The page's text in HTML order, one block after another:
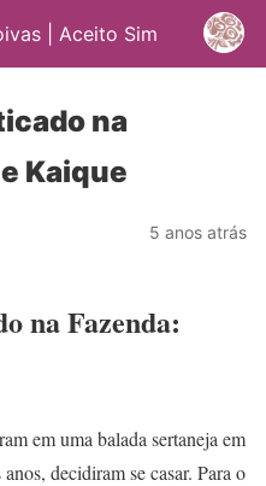
| Aceito Sim
na
Kaique
5 anos atrás
na Fazenda:
em uma balada sertaneja em
decidiram se casar. Para o